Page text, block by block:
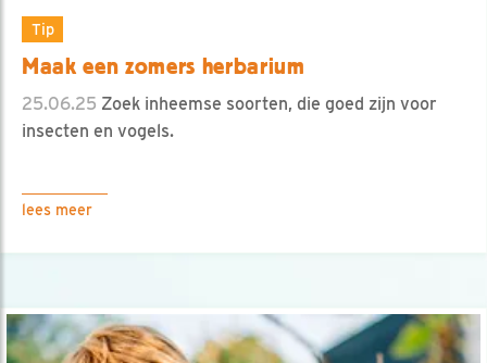
Tip
Maak een zomers herbarium
25.06.25 Zoek inheemse soorten, die goed zijn voor
insecten en vogels.
lees meer